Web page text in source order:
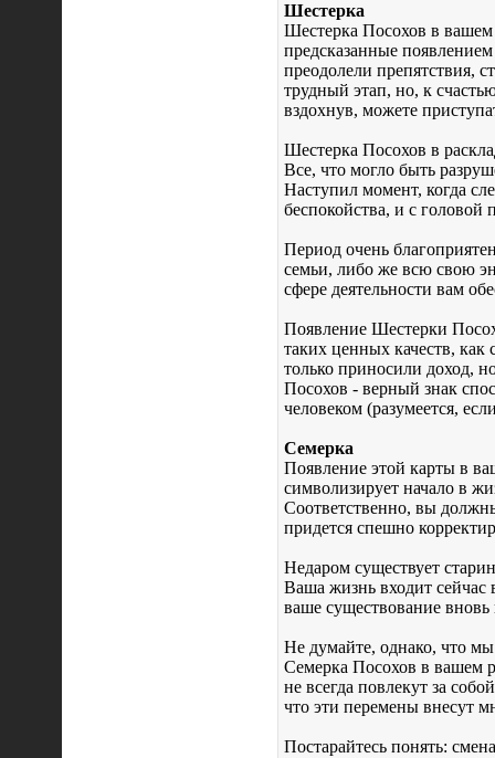
Шестерка
Шестерка Посохов в вашем
предсказанные
преодолели препятствия,
трудный этап, но, к
вздохнув, можете
Шестерка Посохов в
Все, что могло быть
Наступил момент, когда
беспокойства, и с головой
Период очень
семьи, либо же всю свою
сфере деятельности вам
Появление Шестерки
таких ценных качеств, как
только приносили доход,
Посохов - верный знак
человеком (разумеется,
Семерка
Появление этой карты в
символизирует начало в
Соответственно, вы
придется спешно
Недаром существует
Ваша жизнь входит сейчас
ваше существование
Не думайте, однако, что
Семерка Посохов в вашем
не всегда повлекут за
что эти перемены внесут
Постарайтесь понять: